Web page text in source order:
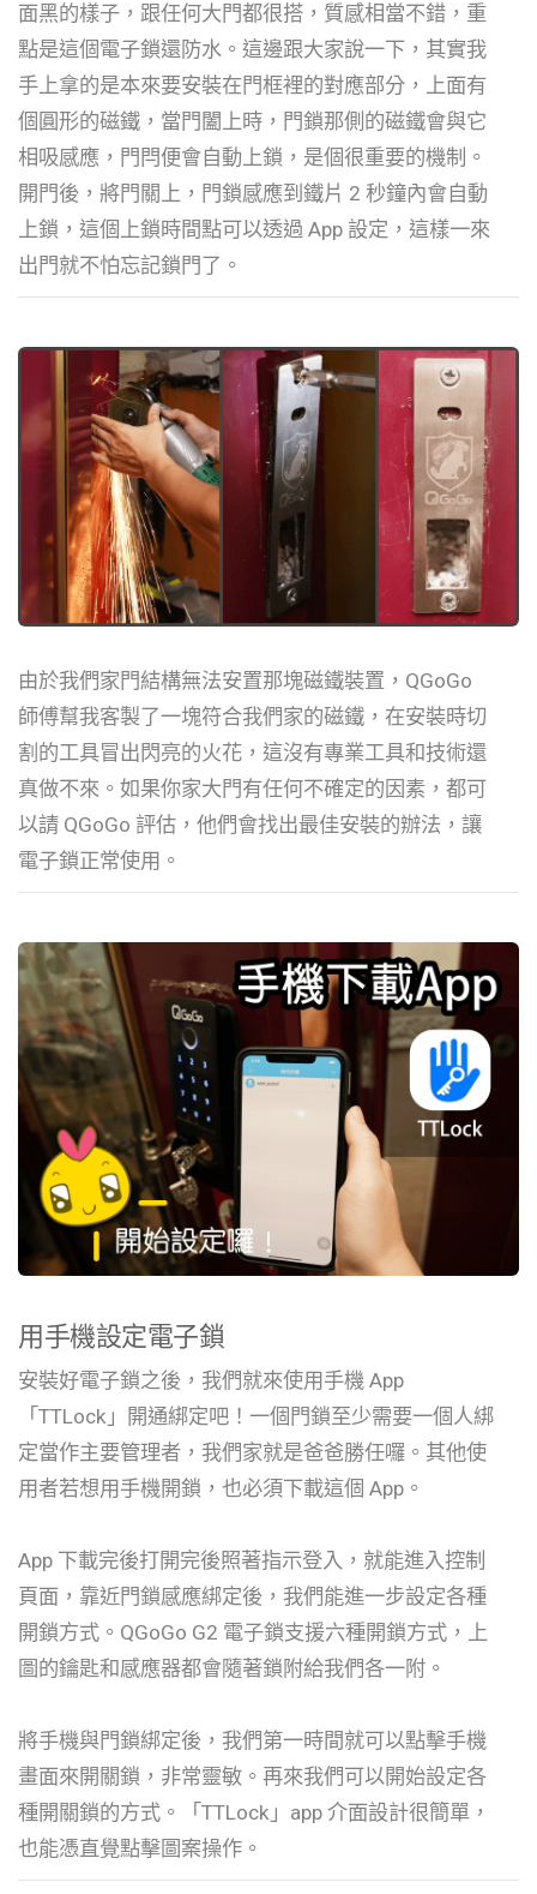
面黑的樣子，跟任何大門都很搭，質感相當不錯，重
點是這個電子鎖還防水。這邊跟大家說一下，其實我
手上拿的是本來要安裝在門框裡的對應部分，上面有
個圓形的磁鐵，當門闔上時，門鎖那側的磁鐵會與它
相吸感應，門閂便會自動上鎖，是個很重要的機制。
開門後，將門關上，門鎖感應到鐵片 2 秒鐘內會自動
上鎖，這個上鎖時間點可以透過 App 設定，這樣一來
出門就不怕忘記鎖門了。
由於我們家門結構無法安置那塊磁鐵裝置，QGoGo
師傅幫我客製了一塊符合我們家的磁鐵，在安裝時切
割的工具冒出閃亮的火花，這沒有專業工具和技術還
真做不來。如果你家大門有任何不確定的因素，都可
以請 QGoGo 評估，他們會找出最佳安裝的辦法，讓
電子鎖正常使用。
用手機設定電子鎖
安裝好電子鎖之後，我們就來使用手機 App
「TTLock」開通綁定吧！一個門鎖至少需要一個人綁
定當作主要管理者，我們家就是爸爸勝任囉。其他使
用者若想用手機開鎖，也必須下載這個 App。
App 下載完後打開完後照著指示登入，就能進入控制
頁面，靠近門鎖感應綁定後，我們能進一步設定各種
開鎖方式。QGoGo G2 電子鎖支援六種開鎖方式，上
圖的鑰匙和感應器都會隨著鎖附給我們各一附。
將手機與門鎖綁定後，我們第一時間就可以點擊手機
畫面來開關鎖，非常靈敏。再來我們可以開始設定各
種開關鎖的方式。「TTLock」app 介面設計很簡單，
也能憑直覺點擊圖案操作。